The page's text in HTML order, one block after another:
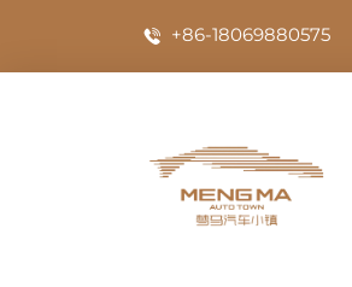
+86-18069880575